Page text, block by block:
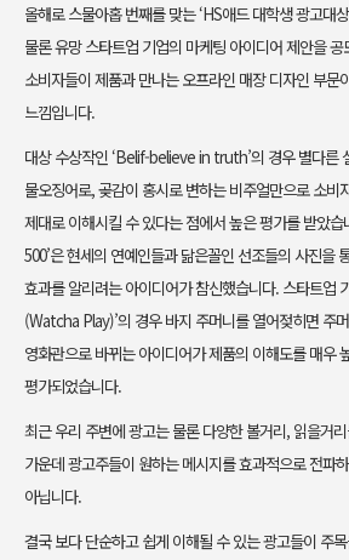
올해로 스물아홉 번째를 맞는 ‘HS애드 대학생 광고대
물론 유망 스타트업 기업의 마케팅 아이디어 제안을
소비자들이 제품과 만나는 오프라인 매장 디자인 부문
느낌입니다.
대상 수상작인 ‘Belif-believe in truth’의 경우 별다른
물오징어로, 곶감이 홍시로 변하는 비주얼만으로 소비
제대로 이해시킬 수 있다는 점에서 높은 평가를 받았습
500’은 현세의 연예인들과 닮은꼴인 선조들의 사진을
효과를 알리려는 아이디어가 참신했습니다. 스타트업
(Watcha Play)’의 경우 바지 주머니를 열어젖히면 주
영화관으로 바뀌는 아이디어가 제품의 이해도를 매우
평가되었습니다.
최근 우리 주변에 광고는 물론 다양한 볼거리, 읽을거
가운데 광고주들이 원하는 메시지를 효과적으로 전파
아닙니다.
결국 보다 단순하고 쉽게 이해될 수 있는 광고들이 주